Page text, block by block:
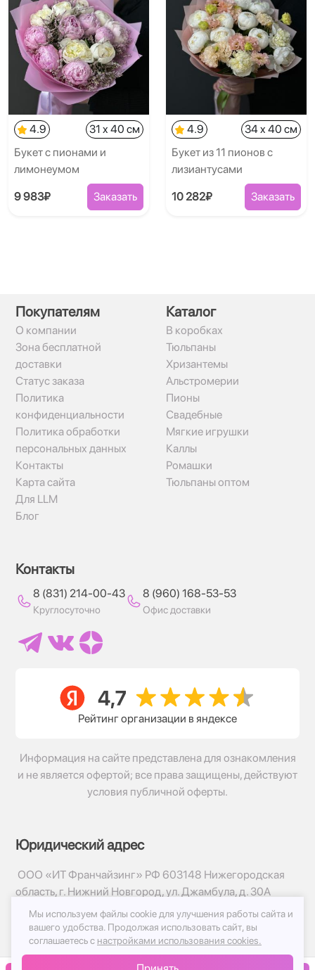
4.9
31 x 40 см
Букет с пионами и
лимонеумом
9 983₽ Заказать
4.9
34 x 40 см
Букет из 11 пионов с
лизиантусами
10 282₽ Заказать
Покупателям
О компании
Зона бесплатной
доставки
Статус заказа
Политика
конфиденциальности
Политика обработки
персональных данных
Контакты
Карта сайта
Для LLM
Блог
Каталог
В коробках
Тюльпаны
Хризантемы
Альстромерии
Пионы
Свадебные
Мягкие игрушки
Каллы
Ромашки
Тюльпаны оптом
Контакты
8 (831) 214-00-43
Круглосуточно
8 (960) 168-53-53
Офис доставки
Рейтинг организации в яндексе
Информация на сайте представлена для ознакомления
и не является офертой; все права защищены, действуют
условия публичной оферты.
Юридический адрес
ООО «ИТ Франчайзинг» РФ 603148 Нижегородская
область, г. Нижний Новгород, ул. Джамбула, д. 30А
© 2017-2026г, База Цветов 24.ру
Политика конфиденциальности
Публичная оферта
Мы используем файлы cookie для улучшения работы сайта и
вашего удобства. Продолжая использовать сайт, вы
соглашаетесь с настройками использования cookies.